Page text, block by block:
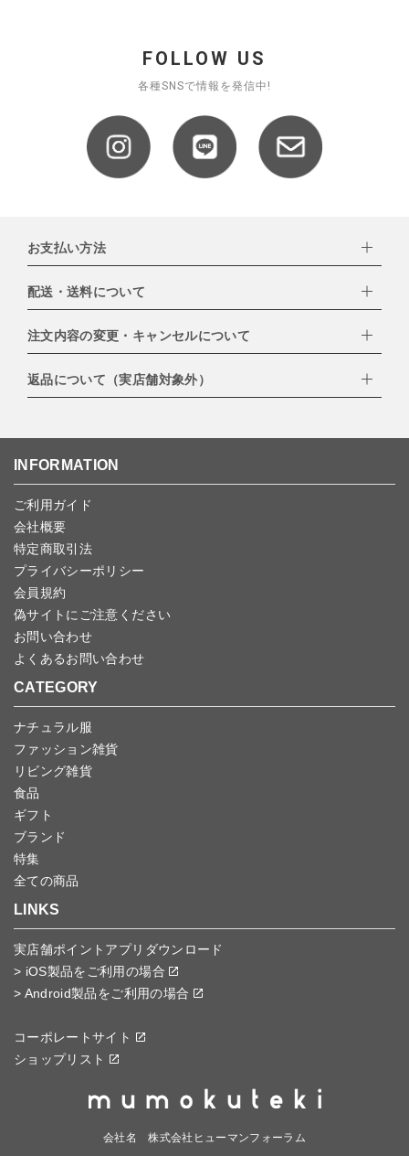
FOLLOW US
各種SNSで情報を発信中!
お支払い方法
下記お支払い方法よりお選びいただけます。
・クレジットカード（VISA,mastercard,JCB,AMERICAN
EXPRESS,Diners Club）
・PayPay
・NP後払い
配送・送料について
配達業者：日本郵便
北海道：1,400円
沖縄：1,400円
注文内容の変更・キャンセルについて
ご注文日当日から翌日のAM9:00までにご連絡頂いた場合はキャン
セルは可能です。
ンセルしていただいた後、ご希望の商品のみ再度ご注文お願いしま
予約商品など一部キャンセルが出来ない場合がございます。あらか
じめご了承ください。
返品について（実店舗対象外）
こちらよりご依頼ください。
INFORMATION
ご利用ガイド
会社概要
特定商取引法
プライバシーポリシー
会員規約
偽サイトにご注意ください
お問い合わせ
よくあるお問い合わせ
CATEGORY
ナチュラル服
ファッション雑貨
リビング雑貨
食品
ギフト
ブランド
特集
全ての商品
LINKS
実店舗ポイントアプリダウンロード
> iOS製品をご利用の場合
> Android製品をご利用の場合
コーポレートサイト
ショップリスト
会社名 株式会社ヒューマンフォーラム